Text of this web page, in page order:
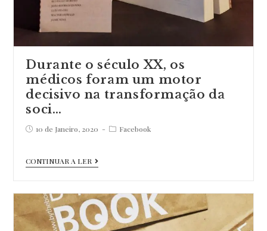
Durante o século XX, os
médicos foram um motor
decisivo na transformação da
soci…
Post10 de Janeiro, 2020
PostFacebook
CONTINUAR A LER
Durante
século
XX,
os